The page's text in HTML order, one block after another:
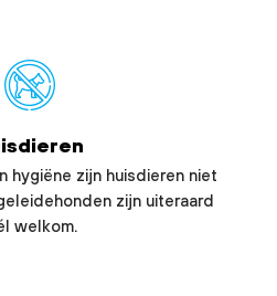
hygiëne zijn huisdieren niet
zijn uiteraard
welkom.